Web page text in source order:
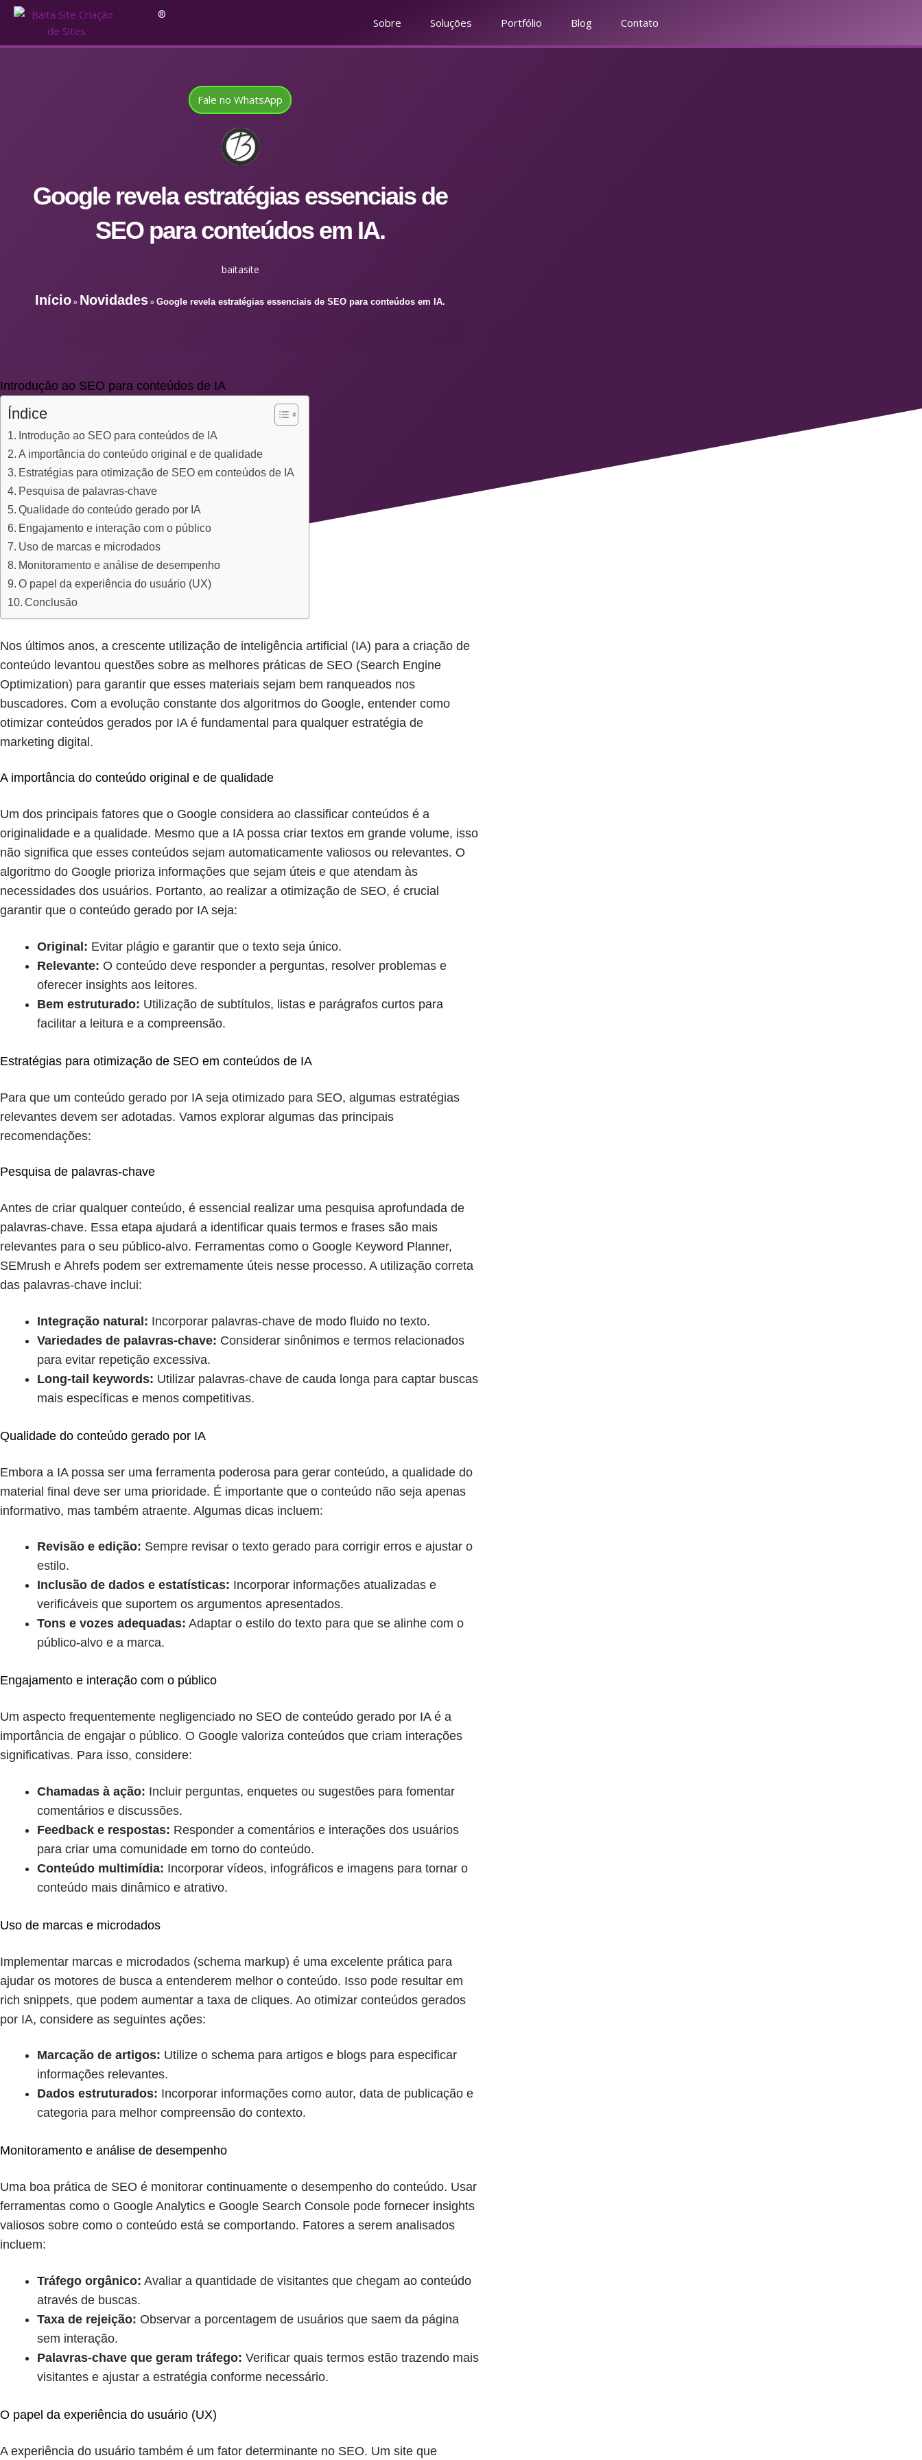
®
Sobre Soluções Portfólio Blog Contato
Fale no WhatsApp
Google revela estratégias essenciais de
SEO para conteúdos em IA.
baitasite
Início» Novidades» Google revela estratégias essenciais de SEO para conteúdos em IA.
Introdução ao SEO para conteúdos de IA
Índice
Introdução ao SEO para conteúdos de IA
A importância do conteúdo original e de qualidade
Estratégias para otimização de SEO em conteúdos de IA
Pesquisa de palavras-chave
Qualidade do conteúdo gerado por IA
Engajamento e interação com o público
Uso de marcas e microdados
Monitoramento e análise de desempenho
O papel da experiência do usuário (UX)
Conclusão
Nos últimos anos, a crescente utilização de inteligência artificial (IA) para a criação de
conteúdo levantou questões sobre as melhores práticas de SEO (Search Engine
Optimization) para garantir que esses materiais sejam bem ranqueados nos
buscadores. Com a evolução constante dos algoritmos do Google, entender como
otimizar conteúdos gerados por IA é fundamental para qualquer estratégia de
marketing digital.
A importância do conteúdo original e de qualidade
Um dos principais fatores que o Google considera ao classificar conteúdos é a
originalidade e a qualidade. Mesmo que a IA possa criar textos em grande volume, isso
não significa que esses conteúdos sejam automaticamente valiosos ou relevantes. O
algoritmo do Google prioriza informações que sejam úteis e que atendam às
necessidades dos usuários. Portanto, ao realizar a otimização de SEO, é crucial
garantir que o conteúdo gerado por IA seja:
Original: Evitar plágio e garantir que o texto seja único.
Relevante: O conteúdo deve responder a perguntas, resolver problemas e
oferecer insights aos leitores.
Bem estruturado: Utilização de subtítulos, listas e parágrafos curtos para
facilitar a leitura e a compreensão.
Estratégias para otimização de SEO em conteúdos de IA
Para que um conteúdo gerado por IA seja otimizado para SEO, algumas estratégias
relevantes devem ser adotadas. Vamos explorar algumas das principais
recomendações:
Pesquisa de palavras-chave
Antes de criar qualquer conteúdo, é essencial realizar uma pesquisa aprofundada de
palavras-chave. Essa etapa ajudará a identificar quais termos e frases são mais
relevantes para o seu público-alvo. Ferramentas como o Google Keyword Planner,
SEMrush e Ahrefs podem ser extremamente úteis nesse processo. A utilização correta
das palavras-chave inclui:
Integração natural: Incorporar palavras-chave de modo fluido no texto.
Variedades de palavras-chave: Considerar sinônimos e termos relacionados
para evitar repetição excessiva.
Long-tail keywords: Utilizar palavras-chave de cauda longa para captar buscas
mais específicas e menos competitivas.
Qualidade do conteúdo gerado por IA
Embora a IA possa ser uma ferramenta poderosa para gerar conteúdo, a qualidade do
material final deve ser uma prioridade. É importante que o conteúdo não seja apenas
informativo, mas também atraente. Algumas dicas incluem:
Revisão e edição: Sempre revisar o texto gerado para corrigir erros e ajustar o
estilo.
Inclusão de dados e estatísticas: Incorporar informações atualizadas e
verificáveis que suportem os argumentos apresentados.
Tons e vozes adequadas: Adaptar o estilo do texto para que se alinhe com o
público-alvo e a marca.
Engajamento e interação com o público
Um aspecto frequentemente negligenciado no SEO de conteúdo gerado por IA é a
importância de engajar o público. O Google valoriza conteúdos que criam interações
significativas. Para isso, considere:
Chamadas à ação: Incluir perguntas, enquetes ou sugestões para fomentar
comentários e discussões.
Feedback e respostas: Responder a comentários e interações dos usuários
para criar uma comunidade em torno do conteúdo.
Conteúdo multimídia: Incorporar vídeos, infográficos e imagens para tornar o
conteúdo mais dinâmico e atrativo.
Uso de marcas e microdados
Implementar marcas e microdados (schema markup) é uma excelente prática para
ajudar os motores de busca a entenderem melhor o conteúdo. Isso pode resultar em
rich snippets, que podem aumentar a taxa de cliques. Ao otimizar conteúdos gerados
por IA, considere as seguintes ações:
Marcação de artigos: Utilize o schema para artigos e blogs para especificar
informações relevantes.
Dados estruturados: Incorporar informações como autor, data de publicação e
categoria para melhor compreensão do contexto.
Monitoramento e análise de desempenho
Uma boa prática de SEO é monitorar continuamente o desempenho do conteúdo. Usar
ferramentas como o Google Analytics e Google Search Console pode fornecer insights
valiosos sobre como o conteúdo está se comportando. Fatores a serem analisados
incluem:
Tráfego orgânico: Avaliar a quantidade de visitantes que chegam ao conteúdo
através de buscas.
Taxa de rejeição: Observar a porcentagem de usuários que saem da página
sem interação.
Palavras-chave que geram tráfego: Verificar quais termos estão trazendo mais
visitantes e ajustar a estratégia conforme necessário.
O papel da experiência do usuário (UX)
A experiência do usuário também é um fator determinante no SEO. Um site que